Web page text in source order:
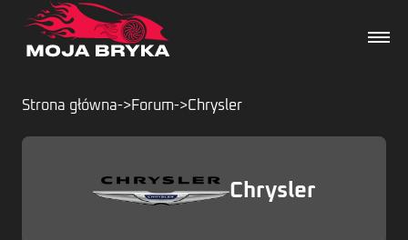
Strona główna->Forum->Chrysler
Chrysler